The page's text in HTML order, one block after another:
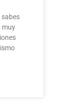
sabes
muy